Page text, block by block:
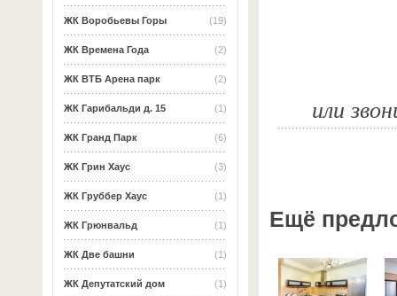
(19)
ЖК Воробьевы Горы
(2)
ЖК Времена Года
(2)
ЖК ВТБ Арена парк
(1)
ЖК Гарибальди д. 15
(6)
ЖК Гранд Парк
(3)
ЖК Грин Хаус
(1)
ЖК Груббер Хаус
(1)
ЖК Грюнвальд
(1)
ЖК Две башни
(1)
ЖК Депутатский дом
или
Ещё